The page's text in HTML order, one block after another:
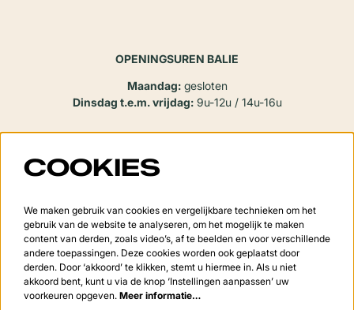
OPENINGSUREN BALIE
Maandag:gesloten
Dinsdag t.e.m. vrijdag:9u-12u / 14u-16u
Sluitingsperiode:
Van 20 juli tot en met 20 augustus en tijdens de kerstvakantie.
VOLG ONS
COOKIES
We maken gebruik van cookies en vergelijkbare technieken om het
gebruik van de website te analyseren, om het mogelijk te maken
content van derden, zoals video’s, af te beelden en voor verschillende
andere toepassingen. Deze cookies worden ook geplaatst door
derden. Door ‘akkoord’ te klikken, stemt u hiermee in. Als u niet
akkoord bent, kunt u via de knop ‘Instellingen aanpassen’ uw
voorkeuren opgeven. Meer informatie…